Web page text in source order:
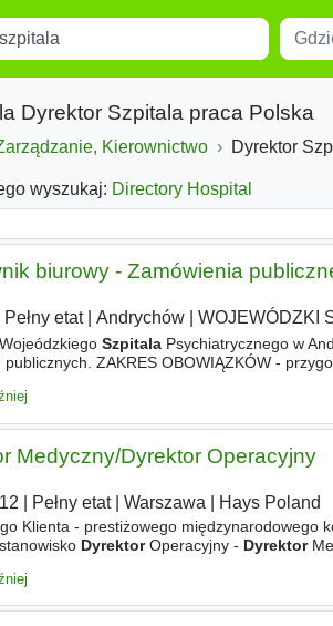
Dyrektor Szpitala praca Polska
Kierownictwo Dyrektor
wyszukaj: Directory Hospital
biurowy - Zamówienia
Pełny etat| Andrychów WOJEWÓDZKI
SzpitalaPsychiatrycznego w
publicznych. ZAKRES OBOWIĄZKÓW -
Medyczny/Dyrektor Operacyjny
Pełny etat| Warszawa Hays Poland
Klienta - prestiżowego międzynarodowego
DyrektorOperacyjny - Dyrektor